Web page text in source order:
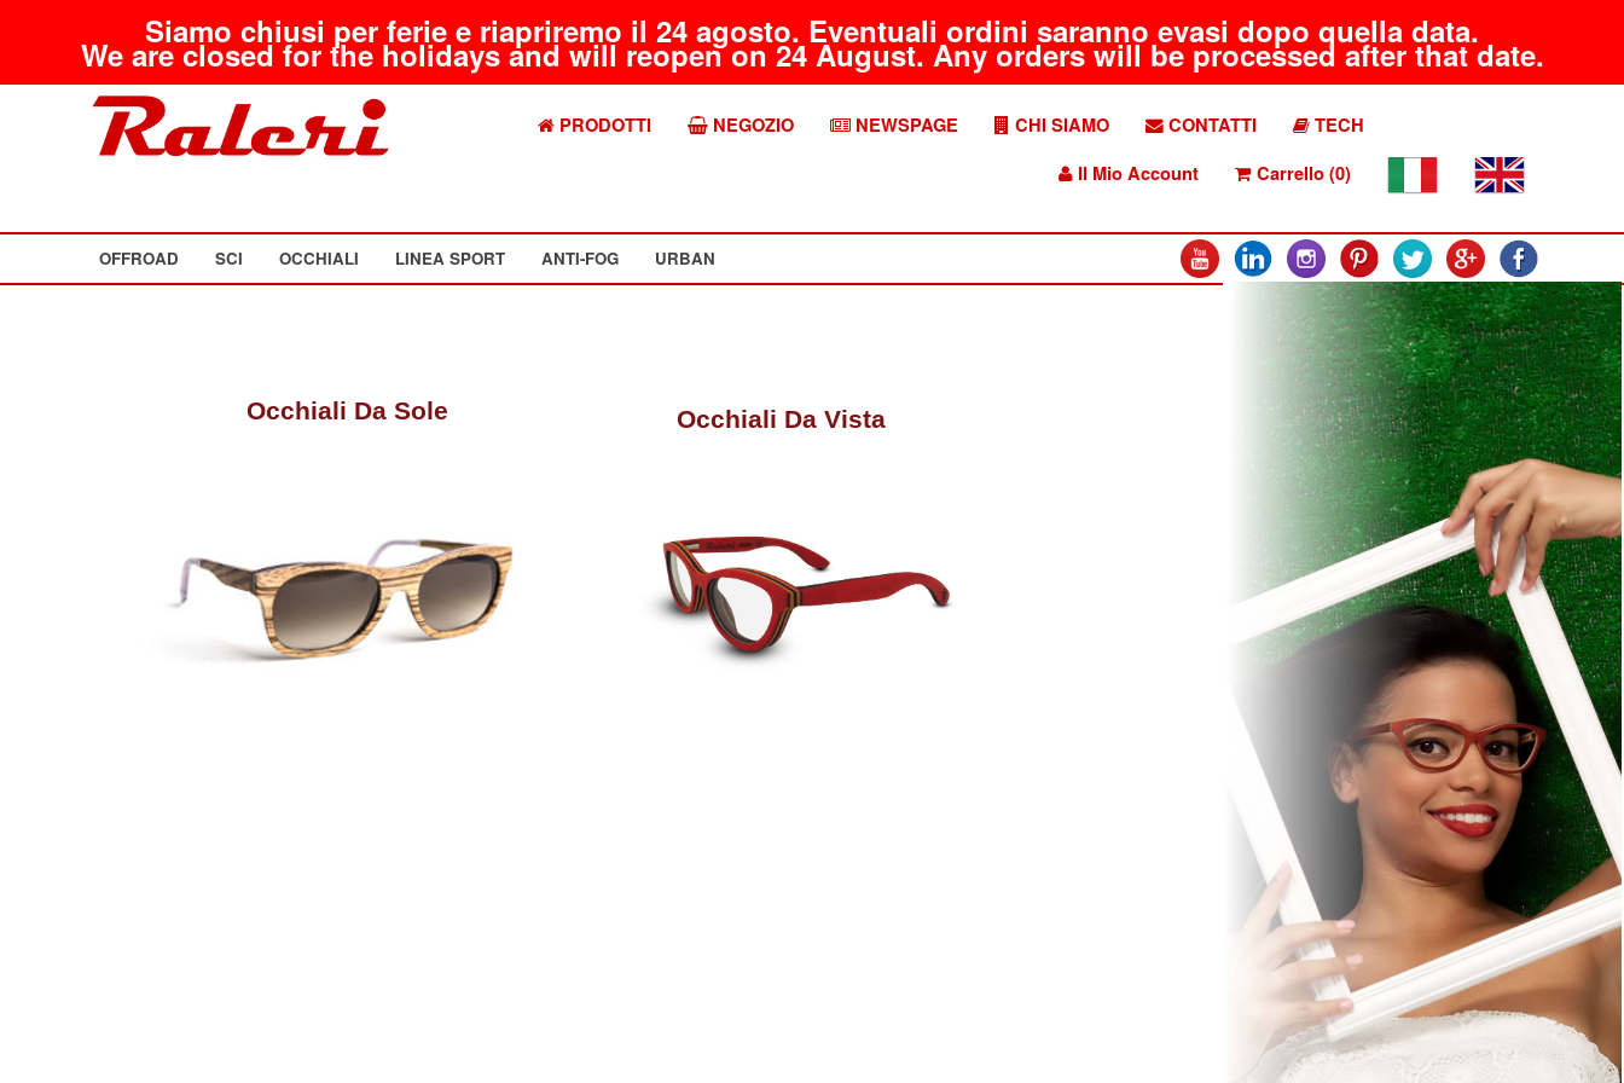
Siamo chiusi per ferie e riapriremo il 24 agosto. Eventuali ordini saranno evasi dopo quella data.
We are closed for the holidays and will reopen on 24 August. Any orders will be processed after that date.
PRODOTTI NEGOZIO NEWSPAGE CHI SIAMO CONTATTI
TECH
Il Mio Account
Carrello (0)
OFFROAD SCI OCCHIALI LINEA SPORT ANTI-FOG URBAN
Occhiali Da Sole Occhiali Da Vista